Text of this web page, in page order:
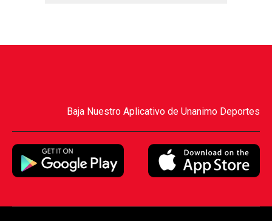
Baja Nuestro Aplicativo de Unanimo Deportes